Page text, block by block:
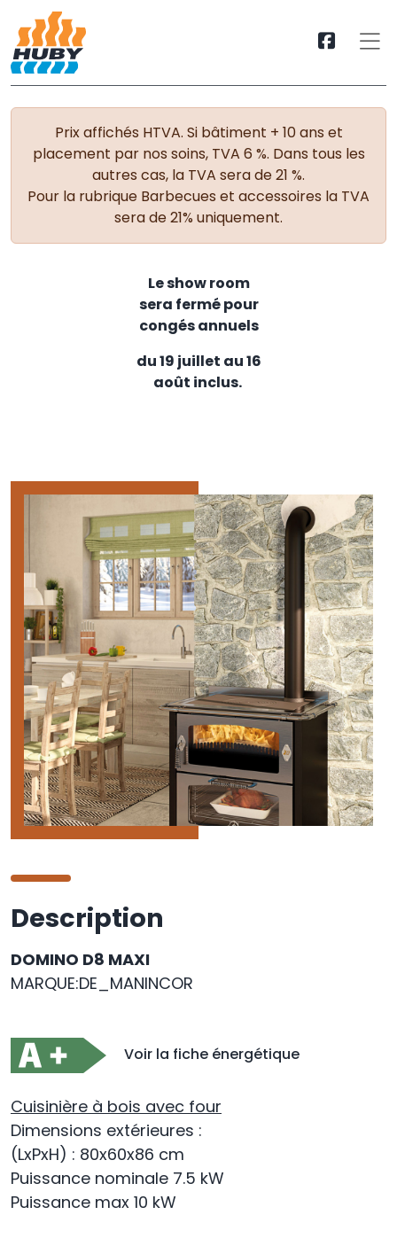
Prix affichés HTVA. Si bâtiment + 10 ans et
placement par nos soins, TVA 6 %. Dans tous les
autres cas, la TVA sera de 21 %.
Pour la rubrique Barbecues et accessoires la TVA
sera de 21% uniquement.
Le show room
sera fermé pour
congés annuels
du 19 juillet au 16
août inclus.
Description
DOMINO D8 MAXI
MARQUE:DE_MANINCOR
Voir la fiche énergétique
Cuisinière à bois avec four
Dimensions extérieures :
(LxPxH) : 80x60x86 cm
Puissance nominale 7.5 kW
Puissance max 10 kW